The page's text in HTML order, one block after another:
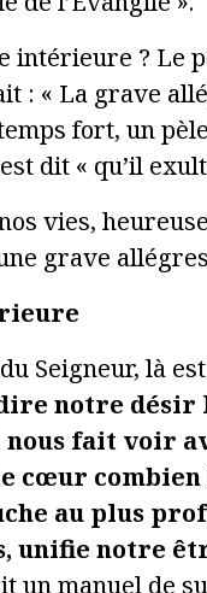
intérieure ? Le
: « La grave
fort, un
dit « qu’il
vies,
grave
Seigneur, là
dire notre
fait voir
cœur combien
au plus
unifie notre
un manuel de